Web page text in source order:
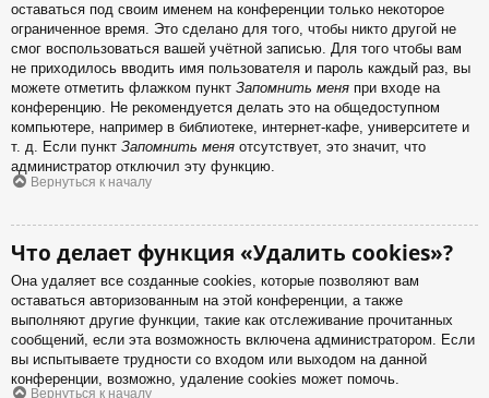
оставаться под своим именем на конференции только некоторое
ограниченное время. Это сделано для того, чтобы никто другой не
смог воспользоваться вашей учётной записью. Для того чтобы вам
не приходилось вводить имя пользователя и пароль каждый раз, вы
можете отметить флажком пункт Запомнить меня при входе на
конференцию. Не рекомендуется делать это на общедоступном
компьютере, например в библиотеке, интернет-кафе, университете и
т. д. Если пункт Запомнить меня отсутствует, это значит, что
администратор отключил эту функцию.
Вернуться к началу
Что делает функция «Удалить cookies»?
Она удаляет все созданные cookies, которые позволяют вам
оставаться авторизованным на этой конференции, а также
выполняют другие функции, такие как отслеживание прочитанных
сообщений, если эта возможность включена администратором. Если
вы испытываете трудности со входом или выходом на данной
конференции, возможно, удаление cookies может помочь.
Вернуться к началу